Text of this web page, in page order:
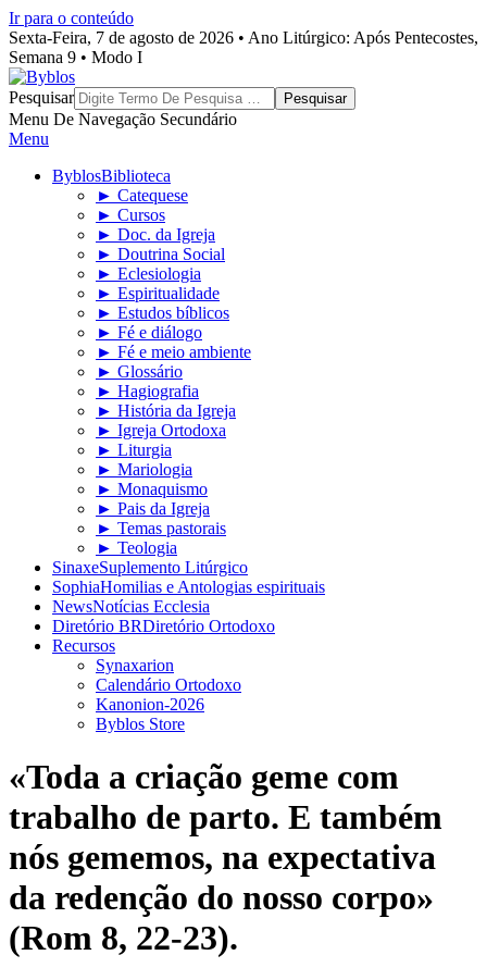
Ir para o conteúdo
Sexta-Feira, 7 de agosto de 2026 • Ano Litúrgico: Após Pentecostes,
Semana 9 • Modo I
Byblos
Pesquisar
Menu De Navegação Secundário
Menu
ByblosBiblioteca
► Catequese
► Cursos
► Doc. da Igreja
► Doutrina Social
► Eclesiologia
► Espiritualidade
► Estudos bíblicos
► Fé e diálogo
► Fé e meio ambiente
► Glossário
► Hagiografia
► História da Igreja
► Igreja Ortodoxa
► Liturgia
► Mariologia
► Monaquismo
► Pais da Igreja
► Temas pastorais
► Teologia
SinaxeSuplemento Litúrgico
SophiaHomilias e Antologias espirituais
NewsNotícias Ecclesia
Diretório BRDiretório Ortodoxo
Recursos
Synaxarion
Calendário Ortodoxo
Kanonion-2026
Byblos Store
«Toda a criação geme com
trabalho de parto. E também
nós gememos, na expectativa
da redenção do nosso corpo»
(Rom 8, 22-23).